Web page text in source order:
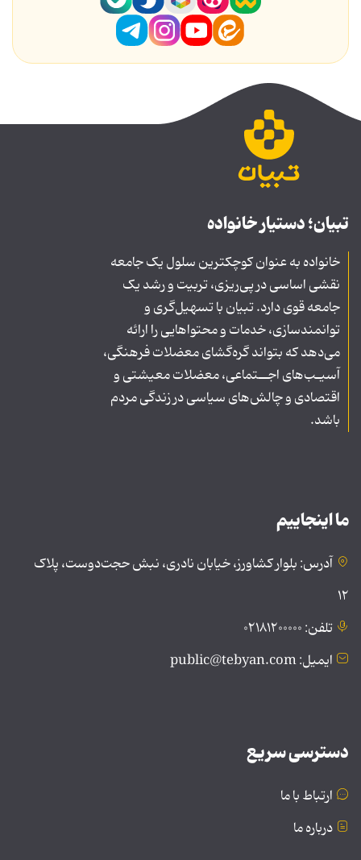
تبیان؛ دستیار خانواده
خانواده به عنوان کوچکترین سلول یک جامعه
نقشی اساسی در پی‌ریزی، تربیت و رشد یک
جامعه قوی دارد. تبیان با تسهیل‌گری و
توانمندسازی، خدمات و محتواهایی را ارائه
می‌دهد که بتواند گره‌گشای معضلات فرهنگی،
آسیـب‌های اجــتماعی، معضلات معیشتی و
اقتصادی و چالش‌های سیاسی در زندگی مردم
باشد.
ما اینجاییم
آدرس: بلوار کشاورز، خیابان نادری، نبش حجت‌دوست، پلاک
۱۲
تلفن: ۰۲۱۸۱۲۰۰۰۰۰
ایمیل: public@tebyan.com
دسترسی سریع
ارتباط با ما
درباره ما